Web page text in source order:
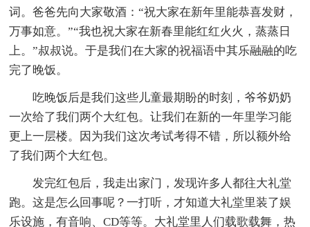
词。爸爸先向大家敬酒：“祝大家在新年里能恭喜发财，
万事如意。”“我也祝大家在新春里能红红火火，蒸蒸日
上。”叔叔说。于是我们在大家的祝福语中其乐融融的吃
完了晚饭。
吃晚饭后是我们这些儿童最期盼的时刻，爷爷奶奶
一次给了我们两个大红包。让我们在新的一年里学习能
更上一层楼。因为我们这次考试考得不错，所以额外给
了我们两个大红包。
发完红包后，我走出家门，发现许多人都往大礼堂
跑。这是怎么回事呢？一打听，才知道大礼堂里装了娱
乐设施，有音响、CD等等。大礼堂里人们载歌载舞，热